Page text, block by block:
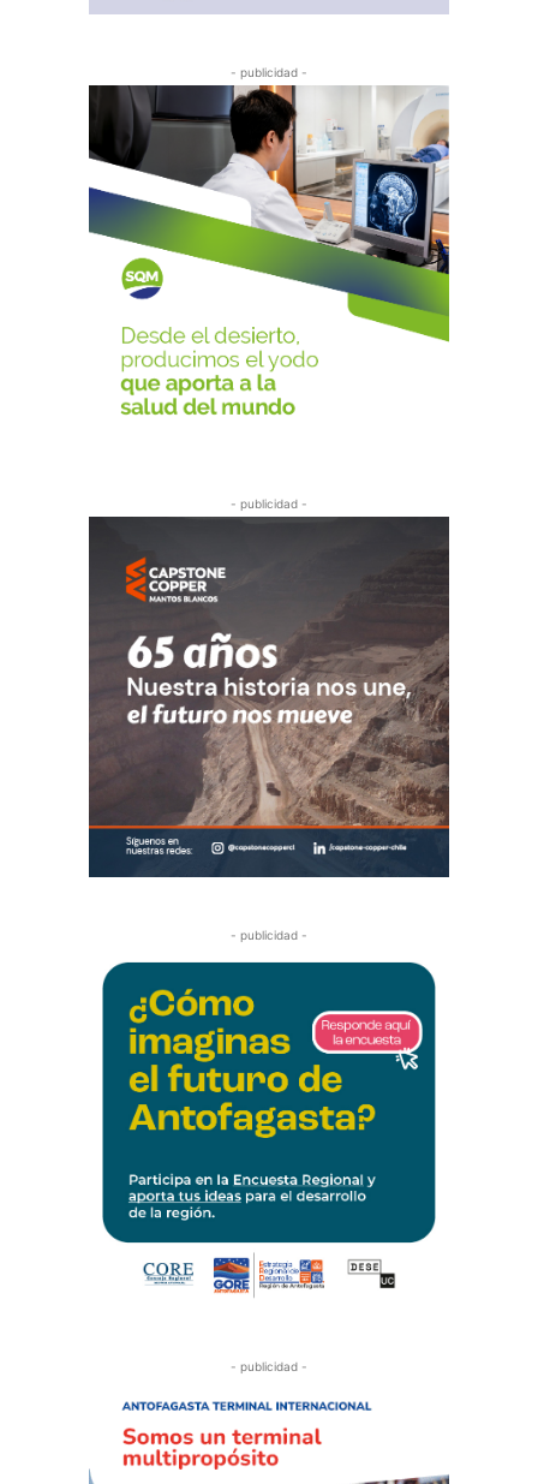
- publicidad -
- publicidad -
- publicidad -
- publicidad -